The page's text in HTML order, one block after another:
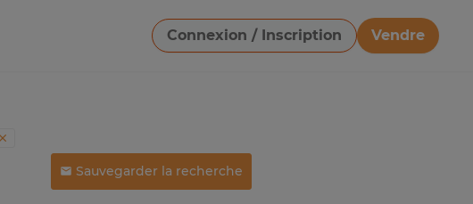
Connexion / Inscription
Vendre
Télécharger une image
Sauvegarder la recherche